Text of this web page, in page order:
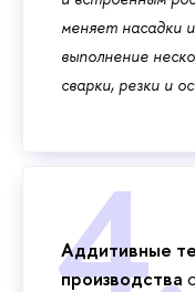
меняет насадки
выполнение
сварки, резки и
Аддитивные
производства